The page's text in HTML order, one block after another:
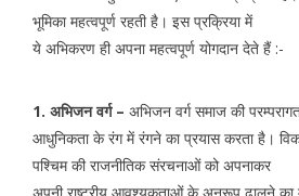
भूमिका महत्वपूर्ण रहती है। इस प्रक्रिया में
ये अभिकरण ही अपना महत्वपूर्ण योगदान देते हैं :-
1. अभिजन वर्ग – अभिजन वर्ग समाज की
आधुनिकता के रंग में रंगने का प्रयास करता है।
पश्चिम की राजनीतिक संरचनाओं को अपनाकर